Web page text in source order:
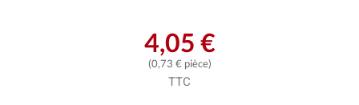
4,05 €
(0,73 € pièce)
TTC